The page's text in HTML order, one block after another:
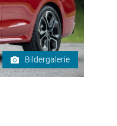
Bildergalerie